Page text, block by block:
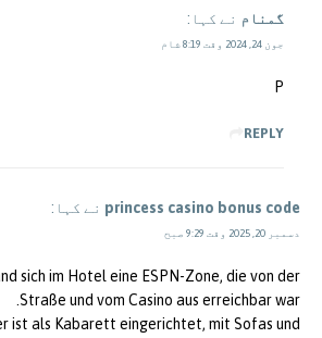
گمنام نے کہا:
جون 24, 2024 وقت 8:19 شام
P
REPLY
princess casino bonus code نے کہا:
دسمبر 20, 2025 وقت 9:29 صبح
sich im Hotel eine ESPN-Zone, die von der
Straße und vom Casino aus erreichbar war.
ist als Kabarett eingerichtet, mit Sofas und